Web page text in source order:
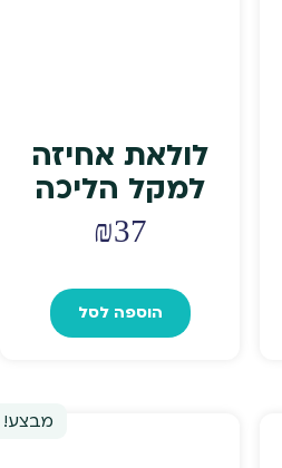
לולאת אחיזה
למקל הליכה
₪37
הוספה לסל
מבצע!